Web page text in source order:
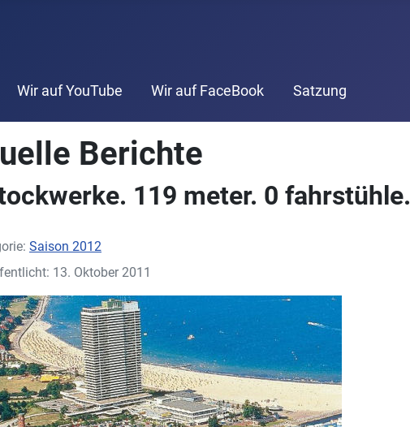
Wir auf YouTube Wir auf FaceBook Satzung
Berichte
119 meter. 0 fahrstühle.
Saison 2012
13. Oktober 2011